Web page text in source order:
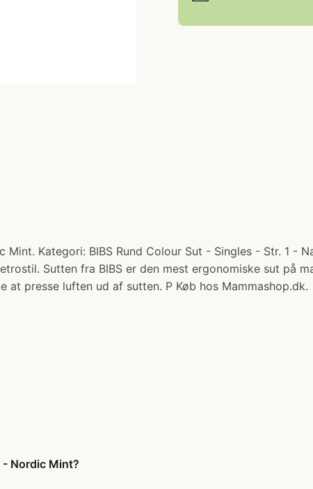
Mint. Kategori: BIBS Rund Colour Sut - Singles - Str. 1 -
Sutten fra BIBS er den mest ergonomiske sut på
presse luften ud af sutten. P Køb hos Mammashop.dk.
- Nordic Mint?